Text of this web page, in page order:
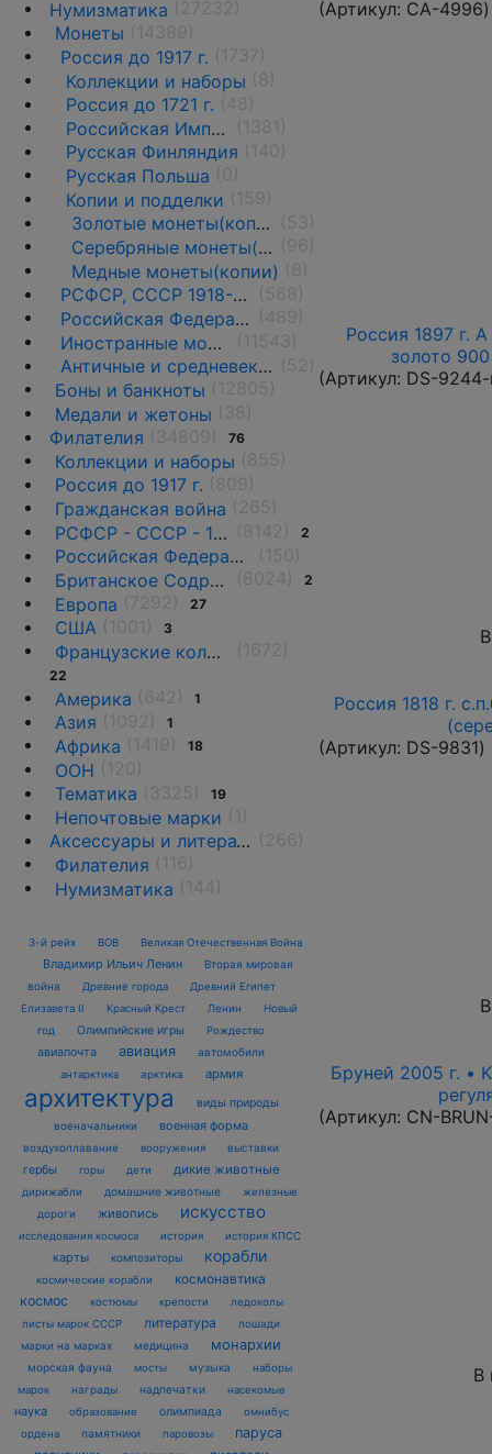
Нумизматика
Монеты
Россия до 1917 г.
Коллекции и наборы
Россия до 1721 г.
Российская Империя 1721 - 1919 гг.
Русская Финляндия
Русская Польша
Копии и подделки
Золотые монеты(копии)
Серебряные монеты(копии)
Медные монеты(копии)
РСФСР, СССР 1918-1991 гг.
Российская Федерация 1991 г.- н.д.
Иностранные монеты
Античные и средневековые государства
Боны и банкноты
Медали и жетоны
Филателия
76
Коллекции и наборы
Россия до 1917 г.
Гражданская война
РСФСР - СССР - 1918 - 1991
2
Российская Федерация(1992 г.-н.д.)
Британское Содружество
2
Европа 27
США 3
Французские колонии и территории
22
Америка 1
Азия 1
Африка 18
ООН
Тематика
19
Непочтовые марки
Аксессуары и литература
Филателия
Нумизматика
3-й рейх ВОВ Великая Отечественная Война
Владимир Ильич Ленин
Вторая мировая
война
Древние города
Древний Египет
Елизавета II
Красный Крест Ленин
Новый
год
Олимпийские игры Рождество
авиапочта авиация автомобили
антарктика арктика армия
архитектура виды природы
военачальники военная форма
воздухоплавание вооружения выставки
гербы горы дети дикие животные
дирижабли домашние животные
железные
дороги
живопись искусство
исследования космоса история история КПСС
карты композиторы корабли
космические корабли
космонавтика
космос
костюмы крепости
ледоколы
листы марок СССР
литература
лошади
марки на марках
медицина монархии
морская фауна мосты музыка
наборы
марок
награды надпечатки насекомые
наука образование олимпиада
омнибус
ордена
памятники паровозы паруса
(Артикул: CA-4996)
Россия 1897 г.
золото
(Артикул: DS-
Россия 1818 г.
(Артикул: DS-9831)
Бруней 2005 г. •
(Артикул: CN-
В